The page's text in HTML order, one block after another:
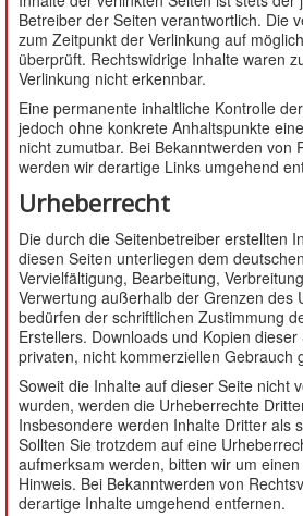
Betreiber der Seiten verantwortlich. Die
zum Zeitpunkt der Verlinkung auf
überprüft. Rechtswidrige Inhalte waren
Verlinkung nicht erkennbar.
Eine permanente inhaltliche Kontrolle
jedoch ohne konkrete Anhaltspunkte
nicht zumutbar. Bei Bekanntwerden von
werden wir derartige Links umgehend
Urheberrecht
Die durch die Seitenbetreiber erstellten
diesen Seiten unterliegen dem
Vervielfältigung, Bearbeitung,
Verwertung außerhalb der Grenzen des
bedürfen der schriftlichen Zustimmung
Erstellers. Downloads und Kopien
privaten, nicht kommerziellen Gebrauch
Soweit die Inhalte auf dieser Seite nicht
wurden, werden die Urheberrechte
Insbesondere werden Inhalte Dritter als
Sollten Sie trotzdem auf eine
aufmerksam werden, bitten wir um
Hinweis. Bei Bekanntwerden von
derartige Inhalte umgehend entfernen.